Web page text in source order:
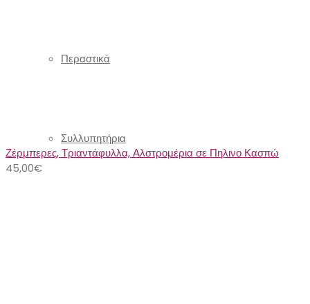
Περαστικά
Συλλυπητήρια
Ζέρμπερες, Τριαντάφυλλα, Αλστρομέρια σε Πηλινο Κασπώ
45,00€